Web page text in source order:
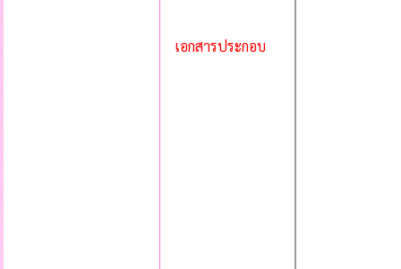
เอกสารประกอบ